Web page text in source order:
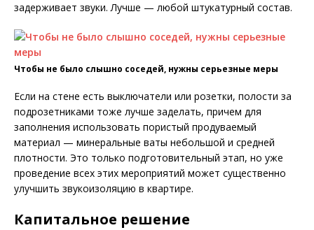
задерживает звуки. Лучше — любой штукатурный состав.
Чтобы не было слышно соседей, нужны серьезные меры
Если на стене есть выключатели или розетки, полости за
подрозетниками тоже лучше заделать, причем для
заполнения использовать пористый продуваемый
материал — минеральные ваты небольшой и средней
плотности. Это только подготовительный этап, но уже
проведение всех этих мероприятий может существенно
улучшить звукоизоляцию в квартире.
Капитальное решение